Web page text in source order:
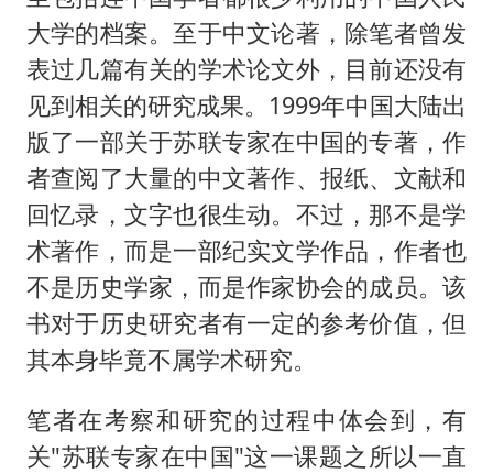
大学的档案。至于中文论著，除笔者曾发
表过几篇有关的学术论文外，目前还没有
见到相关的研究成果。1999年中国大陆出
版了一部关于苏联专家在中国的专著，作
者查阅了大量的中文著作、报纸、文献和
回忆录，文字也很生动。不过，那不是学
术著作，而是一部纪实文学作品，作者也
不是历史学家，而是作家协会的成员。该
书对于历史研究者有一定的参考价值，但
其本身毕竟不属学术研究。
笔者在考察和研究的过程中体会到，有
关"苏联专家在中国"这一课题之所以一直